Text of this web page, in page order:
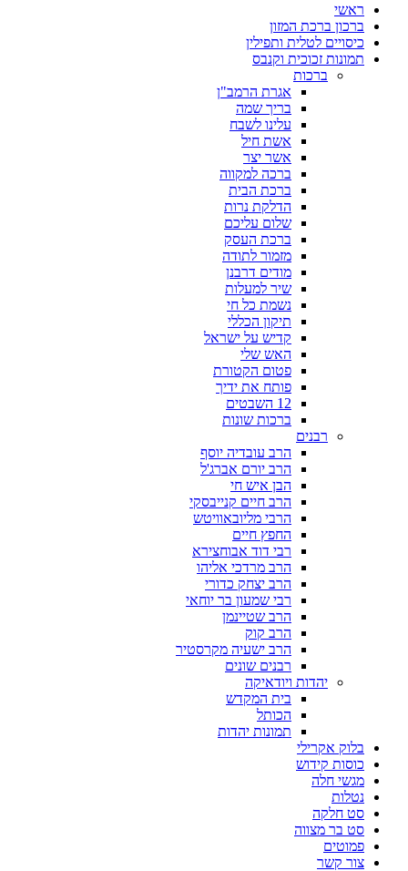
ראשי
ברכון ברכת המזון
כיסויים לטלית ותפילין
תמונות זכוכית וקנבס
ברכות
אגרת הרמב"ן
בריך שמה
עלינו לשבח
אשת חיל
אשר יצר
ברכה למקווה
ברכת הבית
הדלקת נרות
שלום עליכם
ברכת העסק
מזמור לתודה
מודים דרבנן
שיר למעלות
נשמת כל חי
תיקון הכללי
קדיש על ישראל
האש שלי
פטום הקטורת
פותח את ידיך
12 השבטים
ברכות שונות
רבנים
הרב עובדיה יוסף
הרב יורם אברג'ל
הבן איש חי
הרב חיים קנייבסקי
הרבי מליובאוויטש
החפץ חיים
רבי דוד אבוחצירא
הרב מרדכי אליהו
הרב יצחק כדורי
רבי שמעון בר יוחאי
הרב שטיינמן
הרב קוק
הרב ישעיה מקרסטיר
רבנים שונים
יהדות ויודאיקה
בית המקדש
הכותל
תמונות יהדות
בלוק אקרילי
כוסות קידוש
מגשי חלה
נטלות
סט חלקה
סט בר מצווה
פמוטים
צור קשר